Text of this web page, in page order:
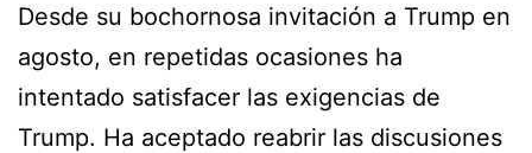
Desde su bochornosa invitación a Trump en
agosto, en repetidas ocasiones ha
intentado satisfacer las exigencias de
Trump. Ha aceptado reabrir las discusiones